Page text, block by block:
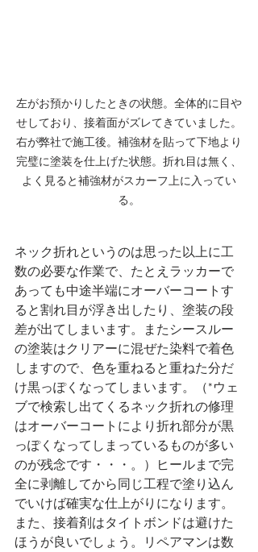
左がお預かりしたときの状態。全体的に目や
せしており、接着面がズレてきていました。
右が弊社で施工後。補強材を貼って下地より
完璧に塗装を仕上げた状態。折れ目は無く、
よく見ると補強材がスカーフ上に入ってい
る。
ネック折れというのは思った以上に工
数の必要な作業で、たとえラッカーで
あっても中途半端にオーバーコートす
ると割れ目が浮き出したり、塗装の段
差が出てしまいます。またシースルー
の塗装はクリアーに混ぜた染料で着色
しますので、色を重ねると重ねた分だ
け黒っぽくなってしまいます。（*ウェ
ブで検索し出てくるネック折れの修理
はオーバーコートにより折れ部分が黒
っぽくなってしまっているものが多い
のが残念です・・・。）ヒールまで完
全に剥離してから同じ工程で塗り込ん
でいけば確実な仕上がりになります。
また、接着剤はタイトボンドは避けた
ほうが良いでしょう。リペアマンは数